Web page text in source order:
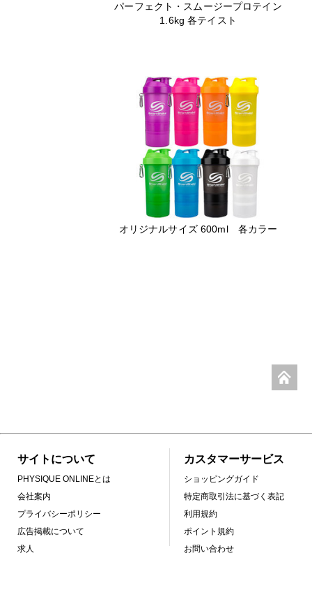
パーフェクト・スムージープロテイン
1.6kg 各テイスト
オリジナルサイズ 600ml 各カラー
サイトについて
PHYSIQUE ONLINEとは
会社案内
プライバシーポリシー
広告掲載について
求人
カスタマーサービス
ショッピングガイド
特定商取引法に基づく表記
利用規約
ポイント規約
お問い合わせ